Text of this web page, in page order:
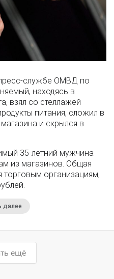
службе ОМВД по
находясь в
взял со стеллажей
питания, сложил в
и скрылся в
35-летний мужчина
из магазинов. Общая
организациям,
далее
ещё